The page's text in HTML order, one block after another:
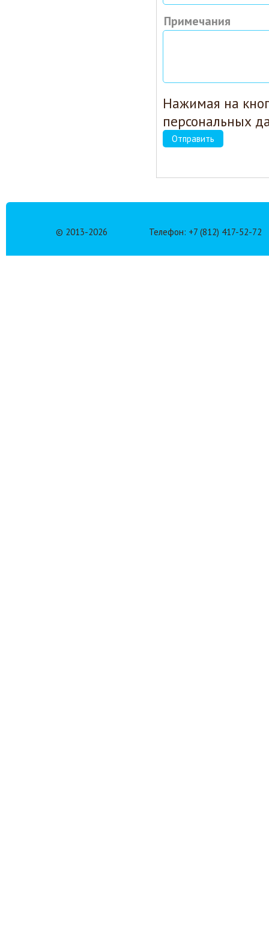
Примечания
Нажимая на
персональных
Отправить
© 2013-2026 Телефон: +7 (812) 417-52-72